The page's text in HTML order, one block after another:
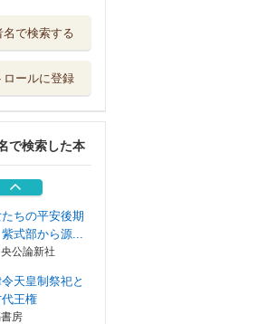
名で検索する
ロールに登録
で検索した本
生きた古代史
斎宮の祭祀と
房
斎宮の歴史と
書房
ちの平安後期
式部から源...
公論新社
天皇制祭祀と
王権
房